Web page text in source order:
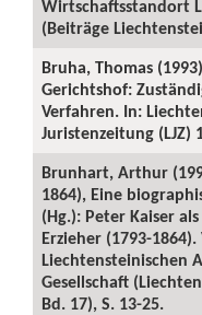
Wirtschaftsstandort
(Beiträge
Bruha, Thomas
Gerichtshof:
Verfahren. In:
Juristenzeitung (LJZ)
Brunhart, Arthur
1864), Eine
(Hg.): Peter Kaiser
Erzieher (1793-
Liechtensteinischen
Gesellschaft
Bd. 17), S. 13-25.